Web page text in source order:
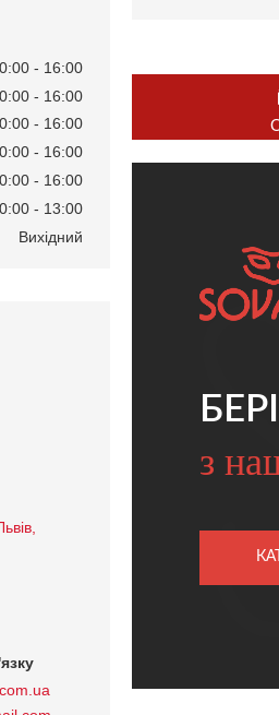
з
16:00
16:00
16:00
16:00
16:00
13:00
Вихідний